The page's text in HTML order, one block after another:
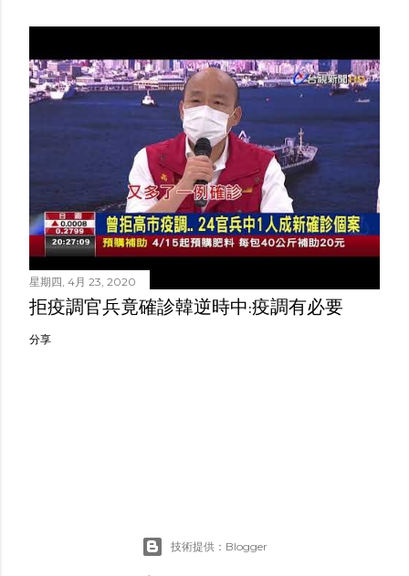
星期四, 4月 23, 2020
拒疫調官兵竟確診韓逆時中:疫調有必要
分享
技術提供：Blogger